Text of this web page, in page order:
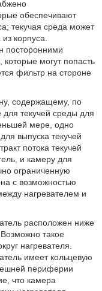
обеспечивают
текучая среда может
корпуса.
посторонними
могут попасть
фильтр на стороне
содержащему, по
текучей среды для
мере, одно
выпуска текучей
потока текучей
и камеру для
ограниченную
с возможностью
нагревателем и
расположен ниже
такое
нагревателя.
имеет кольцевую
периферии
что камера